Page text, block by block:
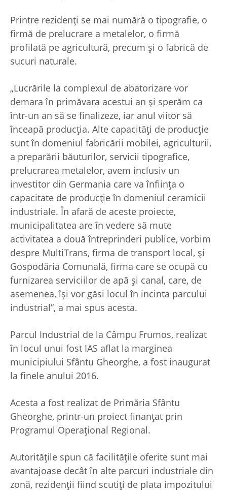
Printre rezidenţi se mai numără o tipografie, o
firmă de prelucrare a metalelor, o firmă
profilată pe agricultură, precum şi o fabrică de
sucuri naturale.
„Lucrările la complexul de abatorizare vor
demara în primăvara acestui an şi sperăm ca
într-un an să se finalizeze, iar anul viitor să
înceapă producţia. Alte capacităţi de producţie
sunt în domeniul fabricării mobilei, agriculturii,
a preparării băuturilor, servicii tipografice,
prelucrarea metalelor, avem inclusiv un
investitor din Germania care va înfiinţa o
capacitate de producţie în domeniul ceramicii
industriale. În afară de aceste proiecte,
municipalitatea are în vedere să mute
activitatea a două întreprinderi publice, vorbim
despre MultiTrans, firma de transport local, şi
Gospodăria Comunală, firma care se ocupă cu
furnizarea serviciilor de apă şi canal, care, de
asemenea, îşi vor găsi locul în incinta parcului
industrial”, a mai spus acesta.
Parcul Industrial de la Câmpu Frumos, realizat
în locul unui fost IAS aflat la marginea
municipiului Sfântu Gheorghe, a fost inaugurat
la finele anului 2016.
Acesta a fost realizat de Primăria Sfântu
Gheorghe, printr-un proiect finanţat prin
Programul Operaţional Regional.
Autorităţile spun că facilităţile oferite sunt mai
avantajoase decât în alte parcuri industriale din
zonă, rezidenţii fiind scutiţi de plata impozitului